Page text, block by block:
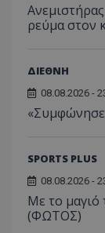
ρεύμα στον
ΔΙΕΘΝΗ
08.08.2026 -
SPORTS PLUS
08.08.2026 -
Με το μαγιό
(ΦΩΤΟΣ)